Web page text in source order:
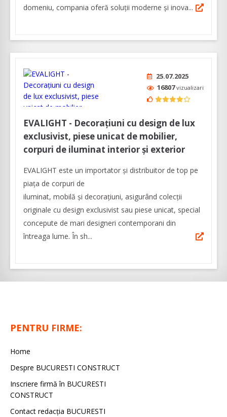
domeniu, compania oferă soluţii moderne şi inova...
25.07.2025
16807vizualizari
EVALIGHT - Decorațiuni cu design de lux
exclusivist, piese unicat de mobilier,
corpuri de iluminat interior și exterior
EVALIGHT este un importator și distribuitor de top pe
piața de corpuri de
iluminat, mobilă și decorațiuni, asigurând colecții
originale cu design exclusivist sau piese unicat, special
concepute de mari designeri contemporani din
întreaga lume. În sh...
PENTRU FIRME:
Home
Despre BUCURESTI CONSTRUCT
Inscriere firmă în BUCURESTI
CONSTRUCT
Contact redacţia BUCURESTI